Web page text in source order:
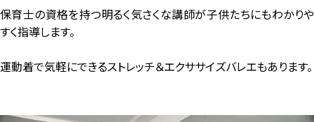
保育士の資格を持つ明るく気さくな講師が子供たちにもわかりや
すく指導します。
運動着で気軽にできるストレッチ＆エクササイズバレエもあります。